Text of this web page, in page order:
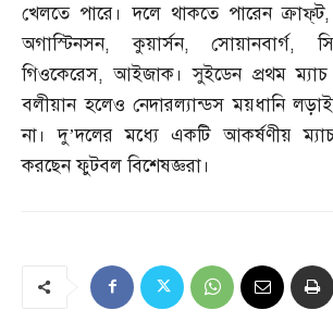
খেলতে পারে। দলে থাকতে পারেন ক্রাফ্‌ট
অগাস্টিনসন,কুয়ার্সন, সোয়ানবার্গ,
গিওকেরেস,আইজাক। সুইডেন প্রথম ম্যাচ
বলীয়ান হলেও নেদারল্যান্ডস ময়ধানি
না। দু’দলের মধ্যে একটি আকর্ষণীয়
করছেন ফুটবল বিশেষজ্ঞরা।